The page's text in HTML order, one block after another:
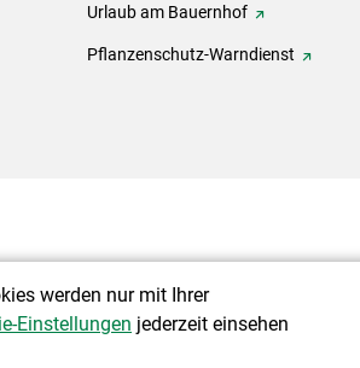
Urlaub am Bauernhof
Pflanzenschutz-Warndienst
werden nur mit Ihrer
Einstellungen jederzeit einsehen